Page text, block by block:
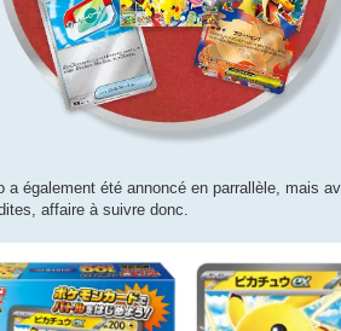
également été annoncé en parrallèle, mais
affaire à suivre donc.